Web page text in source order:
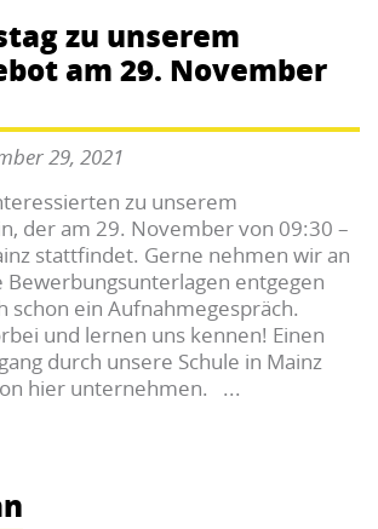
zu unserem
am 29. November
29, 2021
zu unserem
der am 29. November von 09:30 –
stattfindet. Gerne nehmen wir an
Bewerbungsunterlagen entgegen
schon ein Aufnahmegespräch.
und lernen uns kennen! Einen
durch unsere Schule in Mainz
hier unternehmen. ...